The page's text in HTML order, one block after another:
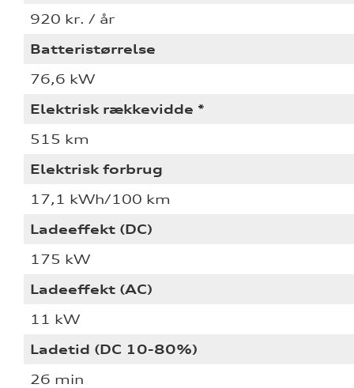
920 kr. / år
Batteristørrelse
76,6 kW
Elektrisk rækkevidde *
515 km
Elektrisk forbrug
17,1 kWh/100 km
Ladeeffekt (DC)
175 kW
Ladeeffekt (AC)
11 kW
Ladetid (DC 10-80%)
26 min